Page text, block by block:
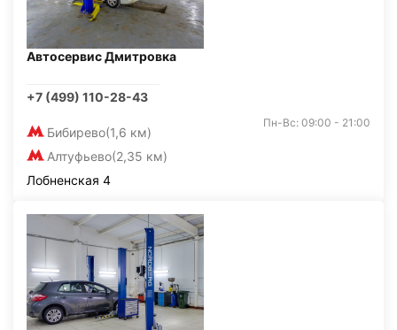
Автосервис Дмитровка
+7 (499) 110-28-43
Бибирево(1,6 км)
Алтуфьево(2,35 км)
Пн-Вс: 09:00 - 21:00
Лобненская 4